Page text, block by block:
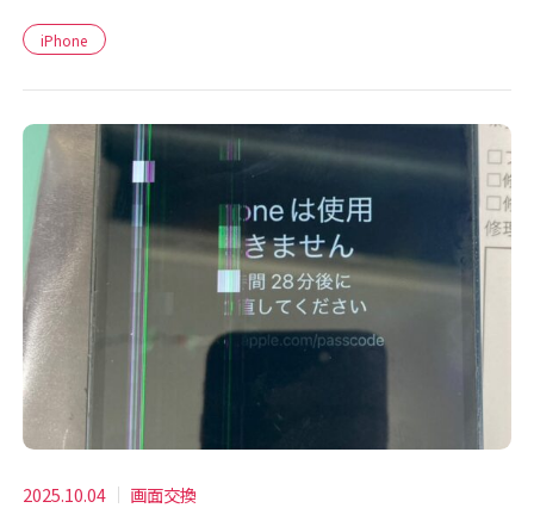
iPhone
2025.10.04 画面交換